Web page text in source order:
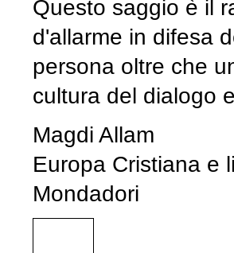
Questo saggio è il
d'allarme in difesa
persona oltre che
cultura del dialogo
Magdi Allam
Europa Cristiana e
Mondadori